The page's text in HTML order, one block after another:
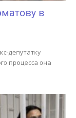
в
депутатку
процесса она